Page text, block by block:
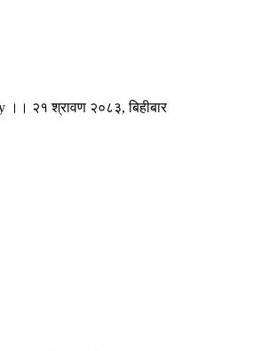
।। २१ श्रावण २०८३, बिहीबार